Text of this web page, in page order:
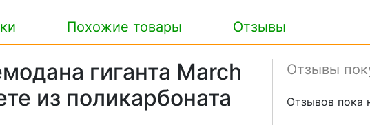
Похожие товары Отзывы
Отзывы
Отзывов пока
гиганта March
из поликарбоната